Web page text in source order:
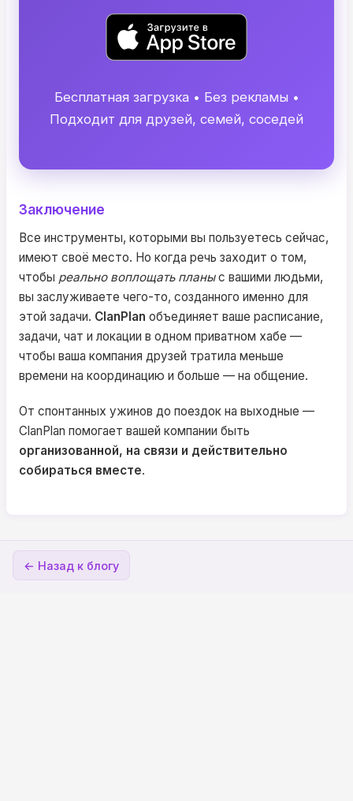
Бесплатная загрузка • Без рекламы •
Подходит для друзей, семей, соседей
Заключение
Все инструменты, которыми вы пользуетесь сейчас,
имеют своё место. Но когда речь заходит о том,
чтобы реально воплощать планыс вашими людьми,
вы заслуживаете чего-то, созданного именно для
этой задачи. ClanPlan объединяет ваше расписание,
задачи, чат и локации в одном приватном хабе —
чтобы ваша компания друзей тратила меньше
времени на координацию и больше — на общение.
От спонтанных ужинов до поездок на выходные —
ClanPlan помогает вашей компании быть
организованной, на связи и действительно
собираться вместе.
← Назад к блогу